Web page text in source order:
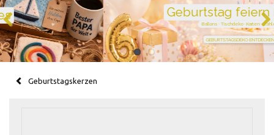
Geburtstag feiern mit Stil
Ballons · Tischdeko · Karten · Zahlen
GEBURTSTAGSDEKO ENTDECKEN
Geburtstagskerzen